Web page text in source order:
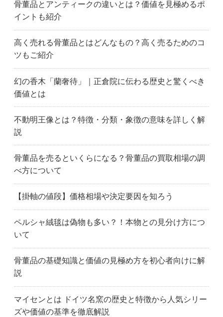
骨董品とアンティークの違いとは？価値を見極めるポ
イントも紹介
高く売れる骨董品とはどんなもの？高く売るためのコ
ツもご紹介
幻の香木「蘭奢待」｜正倉院に伝わる歴史と驚くべき
価値とは
不動明王像とは？特徴・分類・象徴の意味を詳しく解
説
骨董品を売るといくらになる？骨董品の買取相場の調
べ方について
【掛軸の値段】価格相場や決定要因を知ろう
ペルシャ絨毯は偽物も多い？！本物との見分け方につ
いて
骨董品の基礎知識と価値の見極め方を初心者向けに解
説
マイセンとは ドイツ名窯の歴史と特徴から人気シリー
ズや価値の基準を徹底解説